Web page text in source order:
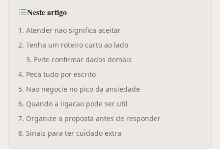
Neste artigo
1 . Atender nao significa aceitar
2. Tenha um roteiro curto ao lado
3. Evite confirmar dados demais
4. Peca tudo por escrito
5. Nao negocie no pico da ansiedade
6. Quando a ligacao pode ser util
7. Organize a proposta antes de responder
8. Sinais para ter cuidado extra